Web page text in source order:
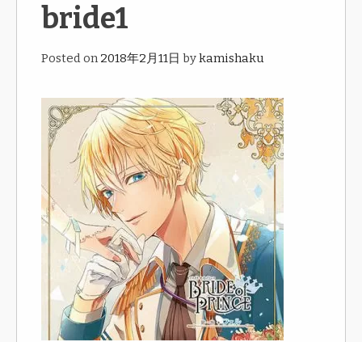
bride1
Posted on2018年2月11日 bykamishaku